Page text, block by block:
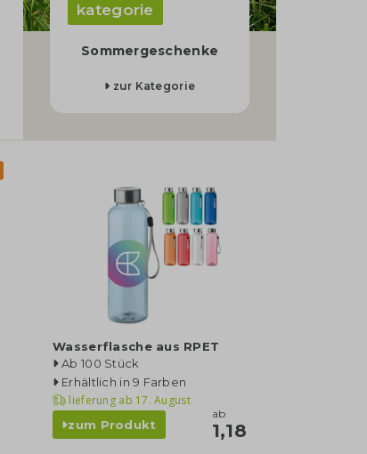
kategorie
Sommergeschenke
zur Kategorie
Wasserflasche aus RPET
Ab 100 Stück
Erhältlich in 9 Farben
lieferung ab 17. August
zum Produkt
ab
1,18